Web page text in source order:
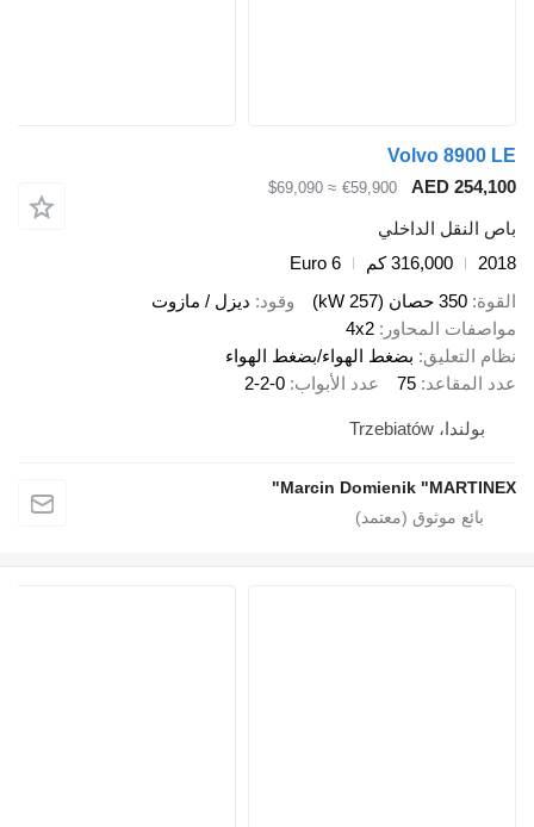
Volvo 8900
AED
€59,900
≈ $69,090
النقل الداخلي
316,000 كم
Euro 6
350 حصان (257 kW) وقود ديزل / مازوت
المحاور 4x2
التعليق بضغط الهواء/بضغط الهواء
المقاعد 75 عدد الأبواب 2-2-0
بولندا، Trzebiatów
Marcin Domienik